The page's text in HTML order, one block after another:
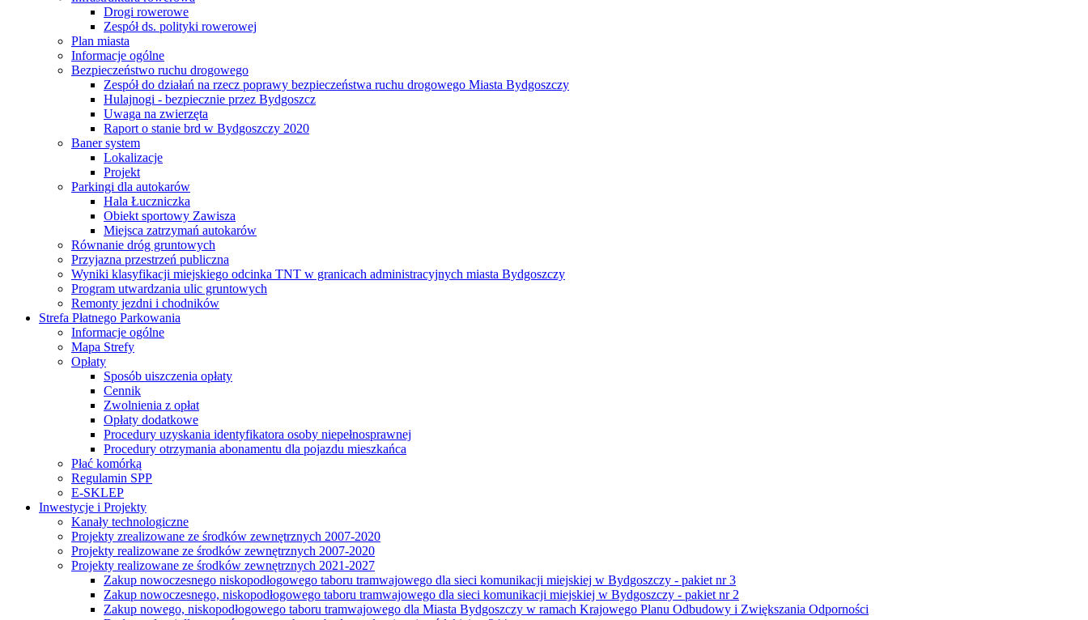
Drogi rowerowe
Zespół ds. polityki rowerowej
Plan miasta
Informacje ogólne
Bezpieczeństwo ruchu drogowego
Zespół do działań na rzecz poprawy bezpieczeństwa ruchu drogowego Miasta Bydgoszczy
Hulajnogi - bezpiecznie przez Bydgoszcz
Uwaga na zwierzęta
Raport o stanie brd w Bydgoszczy 2020
Baner system
Lokalizacje
Projekt
Parkingi dla autokarów
Hala Łuczniczka
Obiekt sportowy Zawisza
Miejsca zatrzymań autokarów
Równanie dróg gruntowych
Przyjazna przestrzeń publiczna
Wyniki klasyfikacji miejskiego odcinka TNT w granicach administracyjnych miasta Bydgoszczy
Program utwardzania ulic gruntowych
Remonty jezdni i chodników
Strefa Płatnego Parkowania
Informacje ogólne
Mapa Strefy
Opłaty
Sposób uiszczenia opłaty
Cennik
Zwolnienia z opłat
Opłaty dodatkowe
Procedury uzyskania identyfikatora osoby niepełnosprawnej
Procedury otrzymania abonamentu dla pojazdu mieszkańca
Płać komórką
Regulamin SPP
E-SKLEP
Inwestycje i Projekty
Kanały technologiczne
Projekty zrealizowane ze środków zewnętrznych 2007-2020
Projekty realizowane ze środków zewnętrznych 2007-2020
Projekty realizowane ze środków zewnętrznych 2021-2027
Zakup nowoczesnego niskopodłogowego taboru tramwajowego dla sieci komunikacji miejskiej w Bydgoszczy - pakiet nr 3
Zakup nowoczesnego, niskopodłogowego taboru tramwajowego dla sieci komunikacji miejskiej w Bydgoszczy - pakiet nr 2
Zakup nowego, niskopodłogowego taboru tramwajowego dla Miasta Bydgoszczy w ramach Krajowego Planu Odbudowy i Zwiększania Odporności